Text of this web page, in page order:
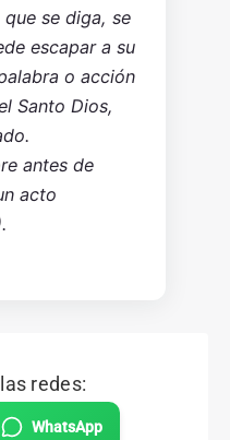
se diga, se
escapar a su
o acción
Santo Dios,
antes de
acto
redes:
WhatsApp